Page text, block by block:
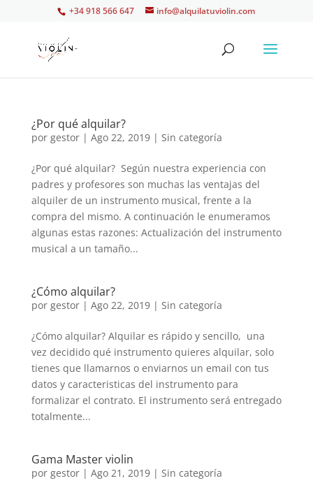
+34 918 566 647 info@alquilatuviolin.com
¿Por qué alquilar?
por gestor| Ago 22, 2019| Sin categoría
¿Por qué alquilar? Según nuestra experiencia con
padres y profesores son muchas las ventajas del
alquiler de un instrumento musical, frente a la
compra del mismo. A continuación le enumeramos
algunas estas razones: Actualización del instrumento
musical a un tamaño...
¿Cómo alquilar?
por gestor| Ago 22, 2019| Sin categoría
¿Cómo alquilar? Alquilar es rápido y sencillo, una
vez decidido qué instrumento quieres alquilar, solo
tienes que llamarnos o enviarnos un email con tus
datos y caracteristicas del instrumento para
formalizar el contrato. El instrumento será entregado
totalmente...
Gama Master violin
por gestor| Ago 21, 2019| Sin categoría